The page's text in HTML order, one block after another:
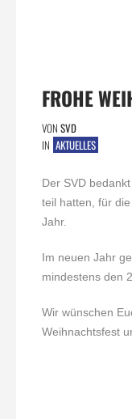
FROHE
VON SVD
IN AKTUELLES
Der SVD
teil hatten, für
Jahr.
Im neuen Jahr
mindestens den
Wir wünschen
Weihnachtsfest